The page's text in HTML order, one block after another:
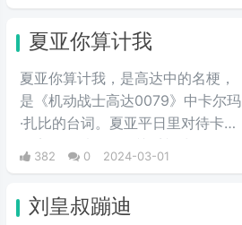
鲜感。经常会在一些冗长难懂的台
词之后，有人引用这句话来进行吐
槽。
夏亚你算计我
夏亚你算计我，是高达中的名梗，
是《机动战士高达0079》中卡尔玛
·扎比的台词。夏亚平日里对待卡尔
中，自然是盘算着何时送葬这位“友
382 0 2024-03-01
刘皇叔蹦迪